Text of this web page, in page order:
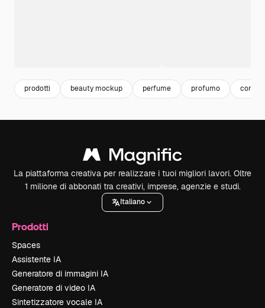
prodotti beauty mockup perfume profumo
La piattaforma creativa per realizzare i tuoi migliori lavori. Oltre
1 milione di abbonati tra creativi, imprese, agenzie e studi.
Italiano
Prodotti
Spaces
Assistente IA
Generatore di immagini IA
Generatore di video IA
Sintetizzatore vocale IA